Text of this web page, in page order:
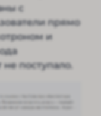
с
прямо
и
поступало.